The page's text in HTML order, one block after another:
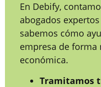
En Debify,
abogados
sabemos cómo
empresa de forma
económica.
Tramitamos